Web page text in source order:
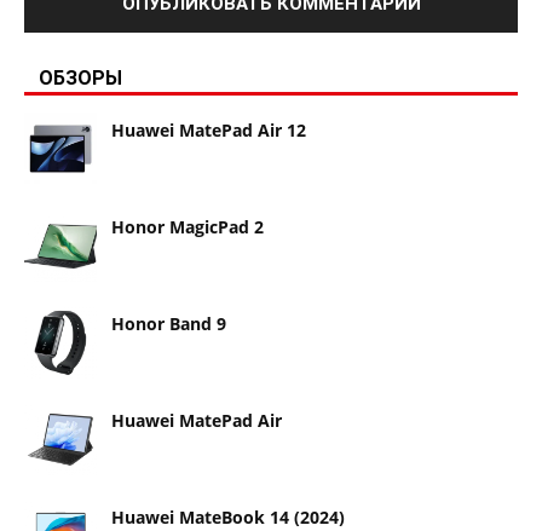
ОБЗОРЫ
Huawei MatePad Air 12
Honor MagicPad 2
Honor Band 9
Huawei MatePad Air
Huawei MateBook 14 (2024)